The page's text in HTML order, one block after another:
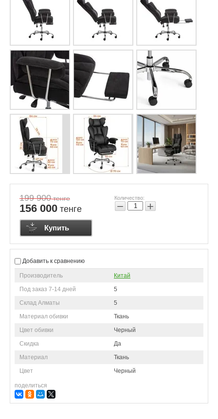
199 900тенге
156 000 тенге
Количество:
− +
Купить
Добавить к сравнению
Производитель
Китай
Под заказ 7-14 дней
5
Склад Алматы
5
Материал обивки
Ткань
Цвет обивки
Черный
Скидка
Да
Материал
Ткань
Цвет
Черный
поделиться